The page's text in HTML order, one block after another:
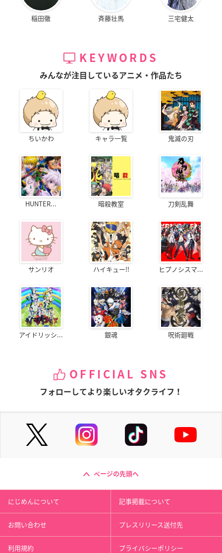
稲田徹 斉藤壮馬 三宅健太
KEYWORDS
みんなが注目しているアニメ・作品たち
ちいかわ キャラ一覧 鬼滅の刃
HUNTER... 暗殺教室 刀剣乱舞
サンリオ ハイキュー!! ヒプノシスマ...
アイドリッシ... 銀魂 呪術廻戦
OFFICIAL SNS
フォローしてより楽しいオタクライフ！
ページの先頭へ
にじめんについて 記事掲載について
お問い合わせ プレスリリース送付先
利用規約 プライバシーポリシー